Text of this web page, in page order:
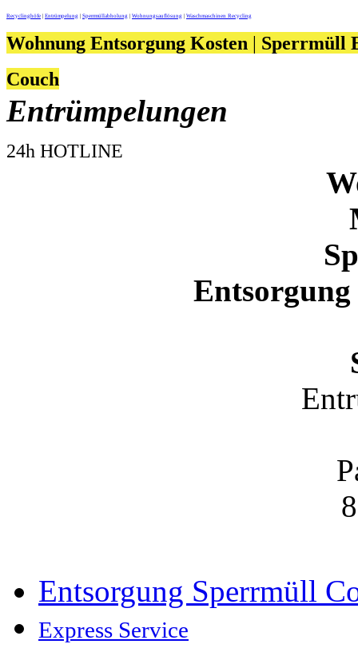
Recyclinghöfe Entrümpelung Sperrmüllabholung Wohnungsauflösung Waschmaschinen Recycling
Wohnung Entsorgung Kosten | Sperrmüll
Couch
Entrümpelungen
24h HOTLINE
Entsorgung Sperrmüll
Express Service